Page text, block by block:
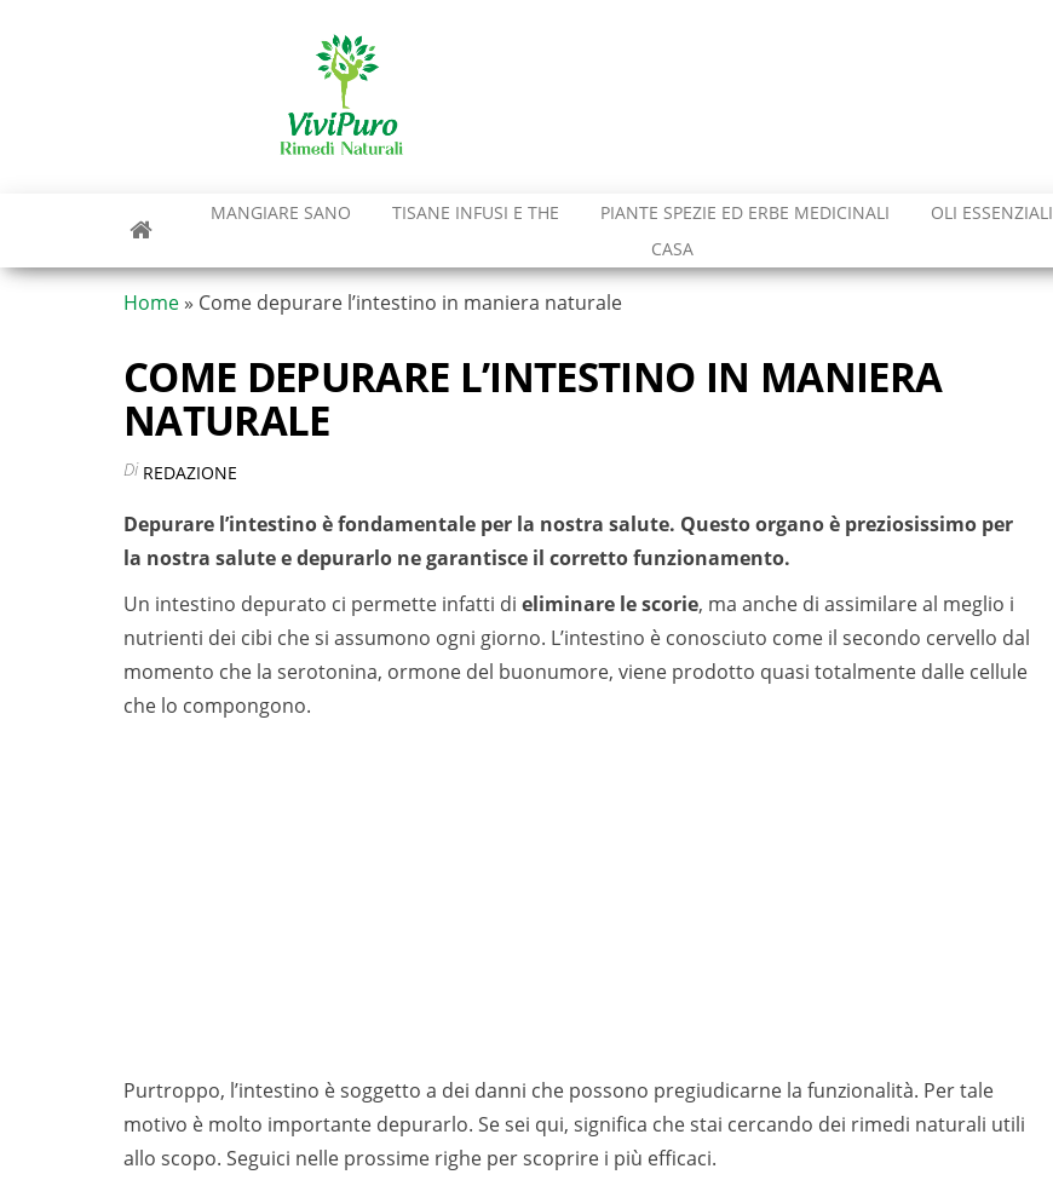
MANGIARE SANO TISANE INFUSI E THE PIANTE SPEZIE ED ERBE MEDICINALI OLI ESSENZIALI
CASA
Home » Come depurare l’intestino in maniera naturale
COME DEPURARE L’INTESTINO IN MANIERA
NATURALE
Di REDAZIONE
Depurare l’intestinoè fondamentale per la nostra salute. Questo organo è preziosissimo per
la nostra salute e depurarlo ne garantisce il corretto funzionamento.
Un intestino depurato ci permette infatti di eliminare le scorie, ma anche di assimilare al meglio i
nutrienti dei cibi che si assumono ogni giorno. L’intestino è conosciuto come il secondo cervello dal
momento che la serotonina, ormone del buonumore, viene prodotto quasi totalmente dalle cellule
che lo compongono.
Purtroppo, l’intestino è soggetto a dei danni che possono pregiudicarne la funzionalità. Per tale
motivo è molto importante depurarlo. Se sei qui, significa che stai cercando dei rimedi naturali utili
allo scopo. Seguici nelle prossime righe per scoprire i più efficaci.